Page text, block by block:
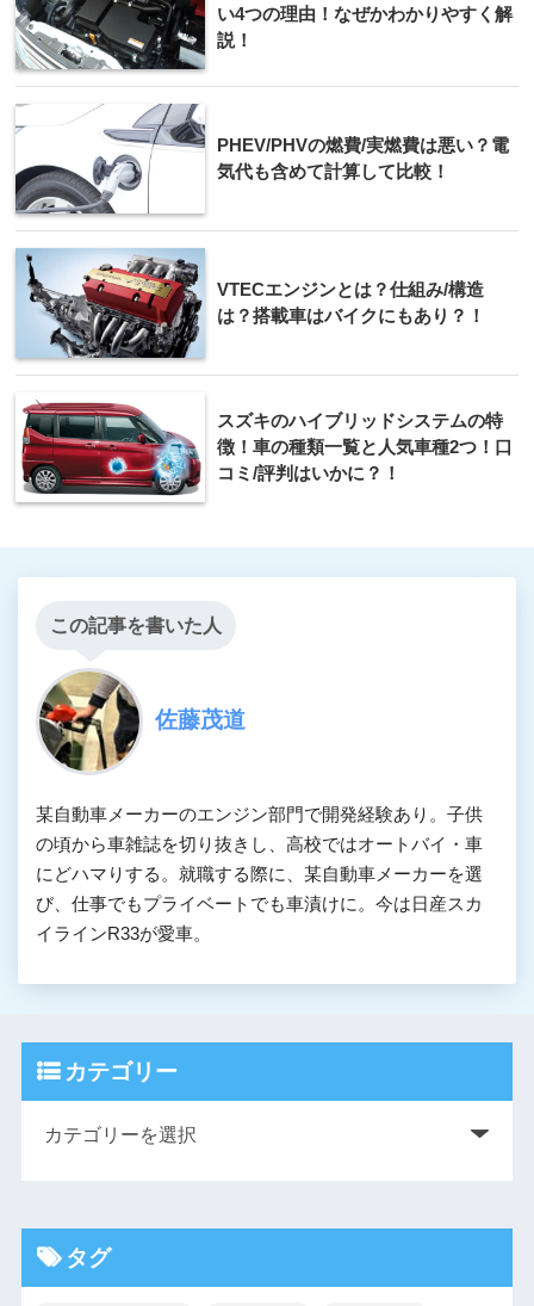
い4つの理由！なぜかわかりやすく解
説！
PHEV/PHVの燃費/実燃費は悪い？電
気代も含めて計算して比較！
VTECエンジンとは？仕組み/構造
は？搭載車はバイクにもあり？！
スズキのハイブリッドシステムの特
徴！車の種類一覧と人気車種2つ！口
コミ/評判はいかに？！
この記事を書いた人
佐藤茂道
某自動車メーカーのエンジン部門で開発経験あり。子供
の頃から車雑誌を切り抜きし、高校ではオートバイ・車
にどハマりする。就職する際に、某自動車メーカーを選
び、仕事でもプライベートでも車漬けに。今は日産スカ
イラインR33が愛車。
カテゴリー
タグ